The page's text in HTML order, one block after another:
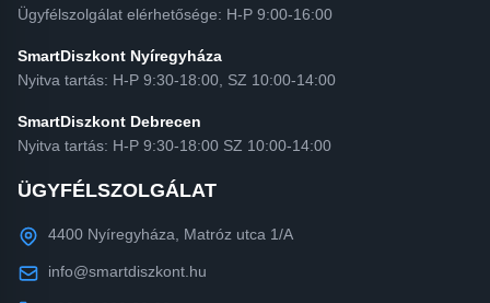
Ügyfélszolgálat elérhetősége: H-P 9:00-16:00
SmartDiszkont Nyíregyháza
Nyitva tartás: H-P 9:30-18:00, SZ 10:00-14:00
SmartDiszkont Debrecen
Nyitva tartás: H-P 9:30-18:00 SZ 10:00-14:00
ÜGYFÉLSZOLGÁLAT
4400 Nyíregyháza, Matróz utca 1/A
info@smartdiszkont.hu